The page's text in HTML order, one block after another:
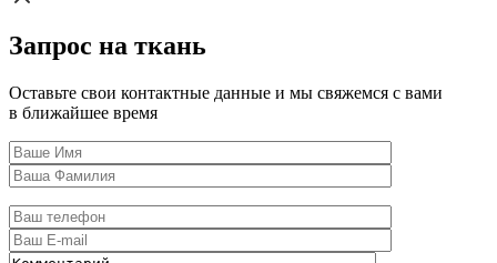
Запрос на ткань
Оставьте свои контактные данные и мы свяжемся с вами
в ближайшее время